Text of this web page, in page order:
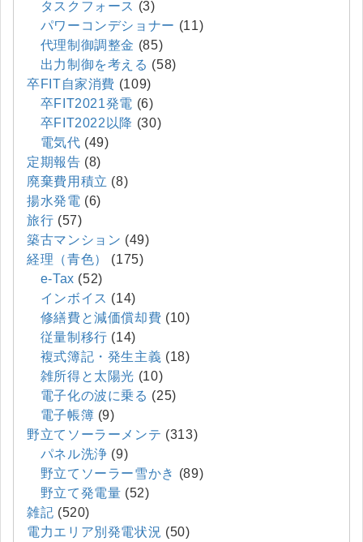
タスクフォース (3)
パワーコンデショナー (11)
代理制御調整金 (85)
出力制御を考える (58)
卒FIT自家消費 (109)
卒FIT2021発電 (6)
卒FIT2022以降 (30)
電気代 (49)
定期報告 (8)
廃棄費用積立 (8)
揚水発電 (6)
旅行 (57)
築古マンション (49)
経理（青色）
(175)
e-Tax (52)
インボイス (14)
修繕費と減価償却費 (10)
従量制移行 (14)
複式簿記・発生主義 (18)
雑所得と太陽光 (10)
電子化の波に乗る (25)
電子帳簿 (9)
野立てソーラーメンテ (313)
パネル洗浄 (9)
野立てソーラー雪かき (89)
野立て発電量 (52)
雑記 (520)
電力エリア別発電状況 (50)